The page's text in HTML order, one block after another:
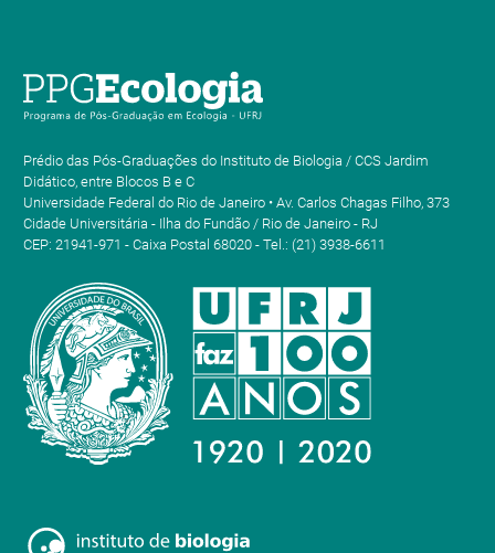
Prédio das Pós-Graduações do Instituto de Biologia / CCS Jardim
Didático, entre Blocos B e C
Universidade Federal do Rio de Janeiro • Av. Carlos Chagas Filho, 373
Cidade Universitária - Ilha do Fundão / Rio de Janeiro - RJ
CEP: 21941-971 - Caixa Postal 68020 - Tel.: (21) 3938-6611